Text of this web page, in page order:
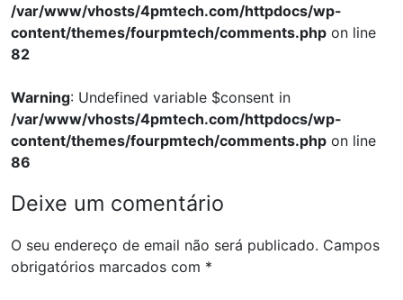
/var/www/vhosts/4pmtech.com/httpdocs/wp-
content/themes/fourpmtech/comments.php on line
82
Warning: Undefined variable $consent in
/var/www/vhosts/4pmtech.com/httpdocs/wp-
content/themes/fourpmtech/comments.php on line
86
Deixe um comentário
O seu endereço de email não será publicado. Campos
obrigatórios marcados com *